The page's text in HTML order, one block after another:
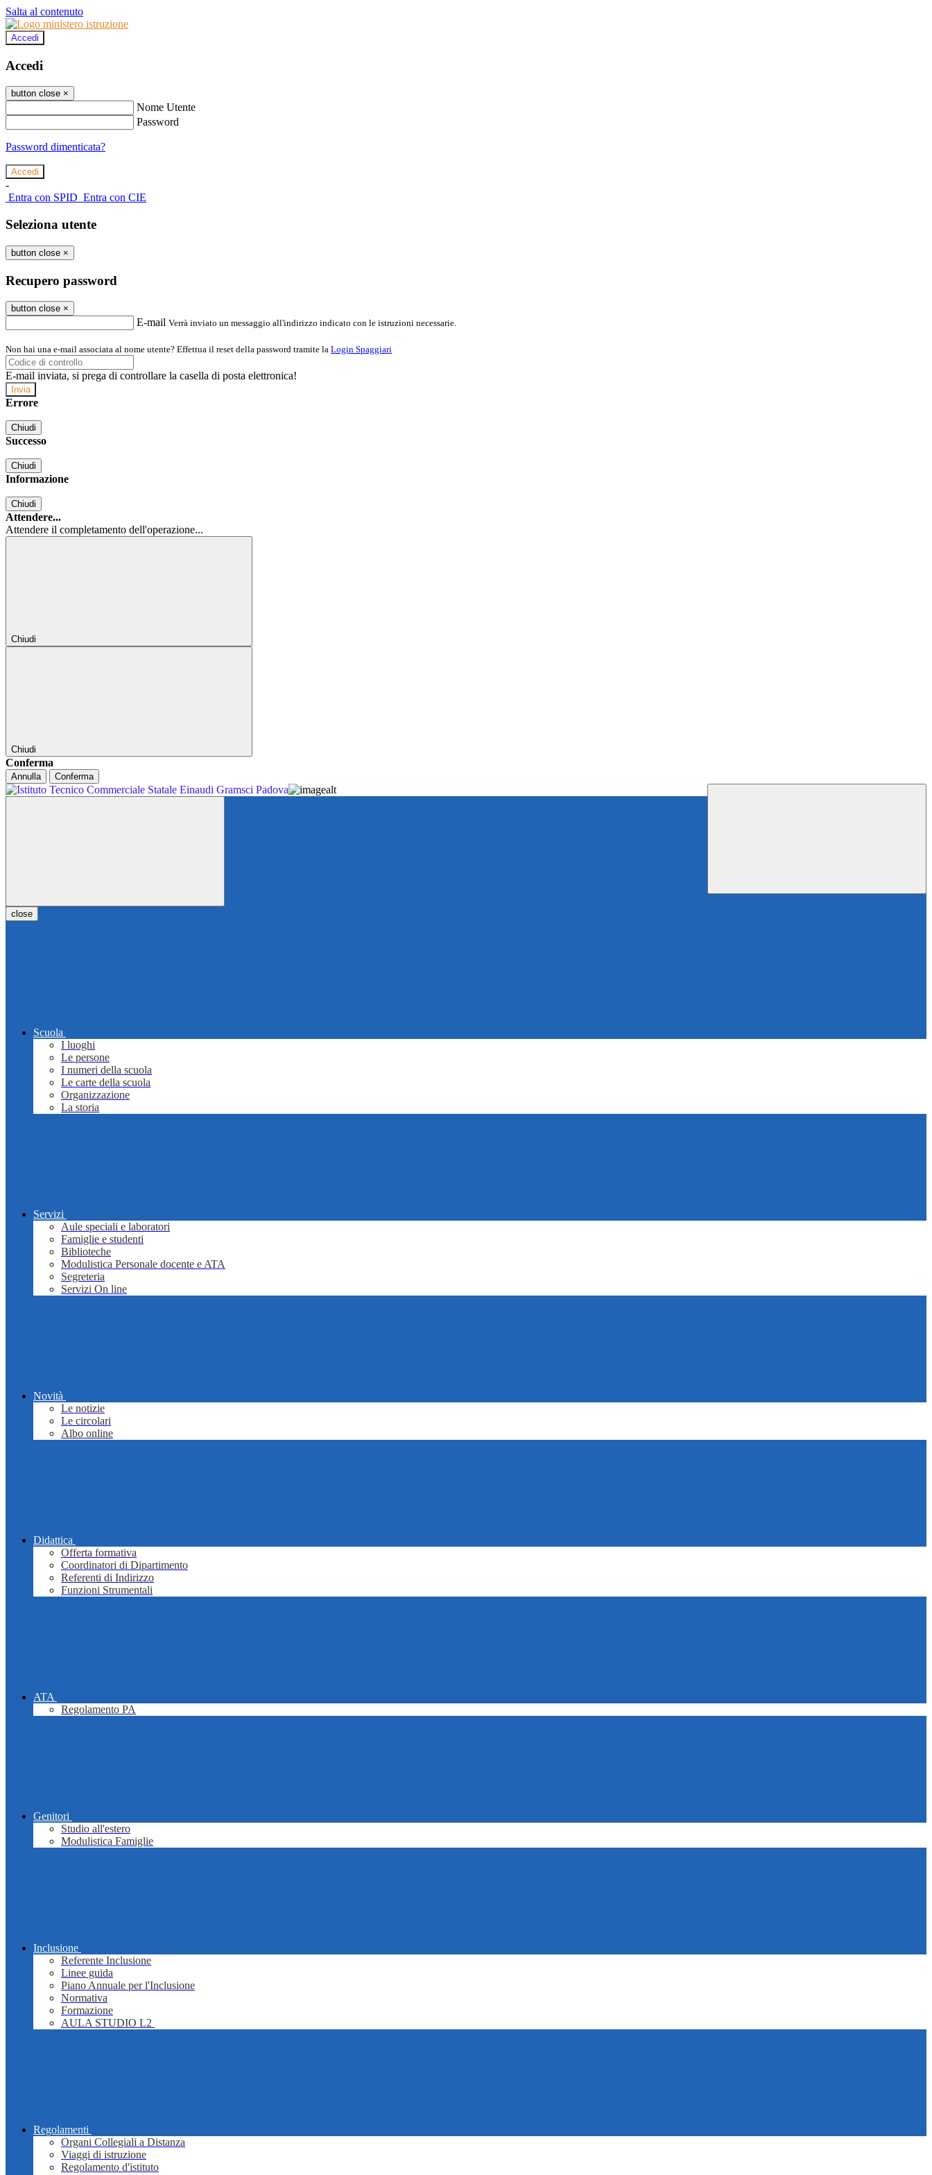
Salta al contenuto
Accedi
Accedi
button close ×
Nome Utente
Password
Password dimenticata?
-
Entra con SPID Entra con CIE
Seleziona utente
button close ×
Recupero password
button close ×
E-mail Verrà inviato un messaggio all'indirizzo indicato con le istruzioni necessarie.
Non hai una e-mail associata al nome utente? Effettua il reset della password tramite la Login Spaggiari
E-mail inviata, si prega di controllare la casella di posta elettronica!
Errore
Chiudi
Successo
Chiudi
Informazione
Chiudi
Attendere...
Attendere il completamento dell'operazione...
Chiudi
Chiudi
Conferma
Annulla Conferma
close
Scuola
I luoghi
Le persone
I numeri della scuola
Le carte della scuola
Organizzazione
La storia
Servizi
Aule speciali e laboratori
Famiglie e studenti
Biblioteche
Modulistica Personale docente e ATA
Segreteria
Servizi On line
Novità
Le notizie
Le circolari
Albo online
Didattica
Offerta formativa
Coordinatori di Dipartimento
Referenti di Indirizzo
Funzioni Strumentali
ATA
Regolamento PA
Genitori
Studio all'estero
Modulistica Famiglie
Inclusione
Referente Inclusione
Linee guida
Piano Annuale per l'Inclusione
Normativa
Formazione
AULA STUDIO L2
Regolamenti
Organi Collegiali a Distanza
Viaggi di istruzione
Regolamento d'istituto